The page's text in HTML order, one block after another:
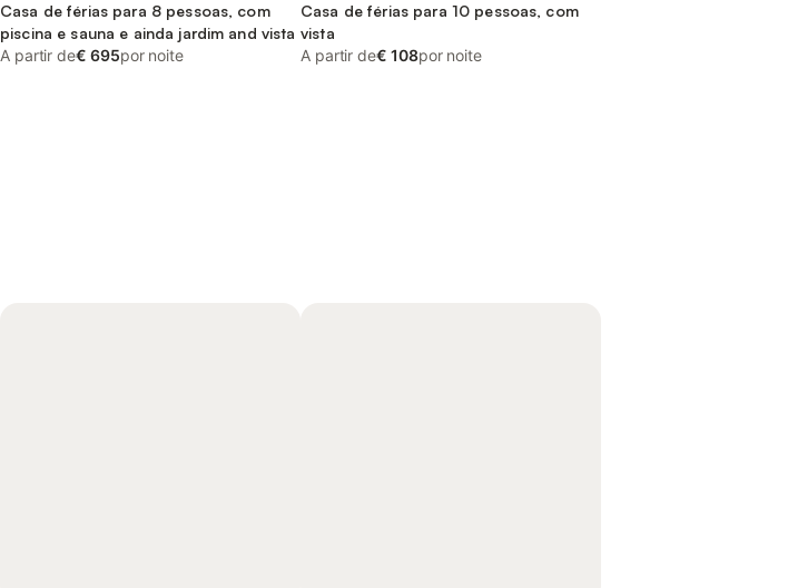
Casa de férias para 8 pessoas, com
piscina e sauna e ainda jardim and vista
A partir de€ 695por noite
Casa de férias para 10 pessoas, com
vista
A partir de€ 108por noite